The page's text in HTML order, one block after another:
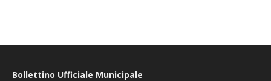
Bollettino Ufficiale Municipale